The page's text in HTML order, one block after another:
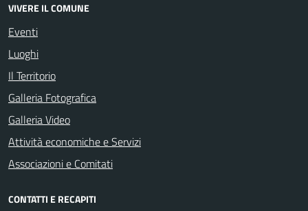
VIVERE IL COMUNE
Eventi
Luoghi
Il Territorio
Galleria Fotografica
Galleria Video
Attività economiche e Servizi
Associazioni e Comitati
CONTATTI E RECAPITI